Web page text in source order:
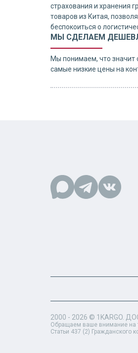
страхования и хранения
товаров из Китая,
беспокоиться о
МЫ СДЕЛАЕМ
Мы понимаем, что значит
самые низкие цены на
2000 - 2026 © 1KARGO .
Обращаем ваше внимание на
Статьи 437 (2) Гражданского